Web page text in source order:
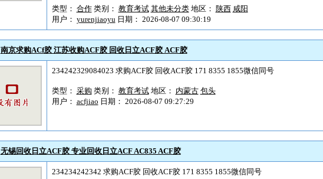
类型： 合作类别： 教育考试 其他未分类地区： 陕西 咸阳
用户： yurenjiaoyu日期： 2026-08-07 09:30:19
南京求购ACf胶 江苏收购ACF胶 回收日立ACF胶 ACF胶
234242329084023 求购ACF胶 回收ACF胶 171 8355 1855微信同号
类型： 采购 类别： 教育考试地区： 内蒙古 包头
用户： acfjiao 日期： 2026-08-07 09:27:29
无锡回收日立ACF胶 专业回收日立ACF AC835 ACF胶
234234242342 求购ACF胶 回收ACF胶 171 8355 1855微信同号